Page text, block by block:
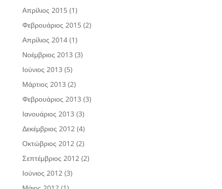
Απρίλιος 2015(1)
Φεβρουάριος 2015(2)
Απρίλιος 2014(1)
Νοέμβριος 2013 (3)
Ιούνιος 2013 (5)
Μάρτιος 2013 (2)
Φεβρουάριος 2013 (3)
Ιανουάριος 2013 (3)
Δεκέμβριος 2012(4)
Οκτώβριος 2012(2)
Σεπτέμβριος 2012(2)
Ιούνιος 2012(3)